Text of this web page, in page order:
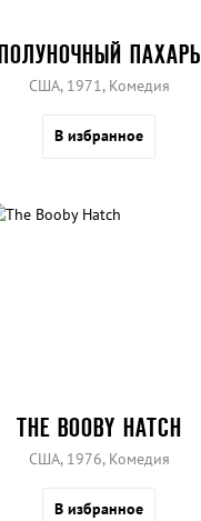
ПОЛУНОЧНЫЙ ПАХАРЬ
США, 1971, Комедия
В избранное
THE BOOBY HATCH
США, 1976, Комедия
В избранное